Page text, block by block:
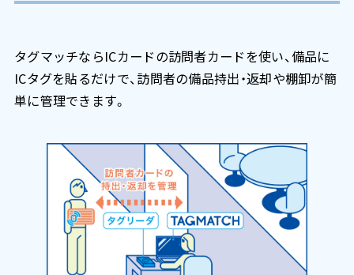
タグマッチならICカードの訪問者カードを使い、備品に
ICタグを貼るだけで、訪問者の備品持出・返却や棚卸が簡
単に管理できます。